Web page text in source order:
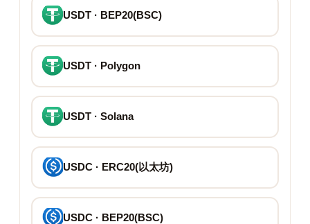
USDT · BEP20(BSC)
USDT · Polygon
USDT · Solana
USDC · ERC20(以太坊)
USDC · BEP20(BSC)